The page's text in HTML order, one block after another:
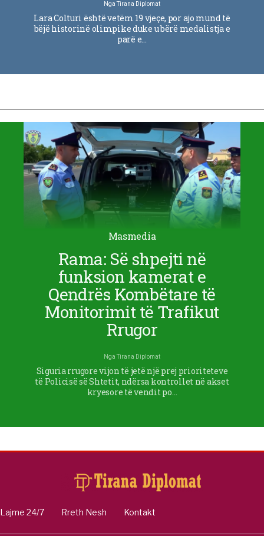
NgaTirana Diplomat
Lara Colturi është vetëm 19 vjeçe, por ajo mund të
bëjë historinë olimpike duke u bërë medalistja e
parë e…
Masmedia
Rama: Së shpejti në
funksion kamerat e
Qendrës Kombëtare të
Monitorimit të Trafikut
Rrugor
NgaTirana Diplomat
Siguria rrugore vijon të jetë një prej prioriteteve
të Policisë së Shtetit, ndërsa kontrollet në akset
kryesore të vendit po…
Lajme 24/7 Rreth Nesh Kontakt